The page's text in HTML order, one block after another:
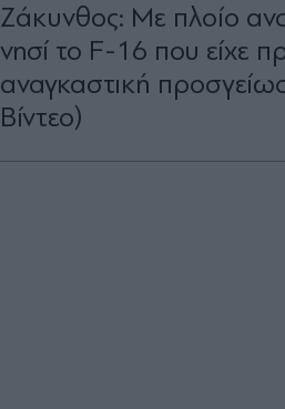
Ζάκυνθος: Με πλοίο
νησί το F-16 που είχε
αναγκαστική
Βίντεο)